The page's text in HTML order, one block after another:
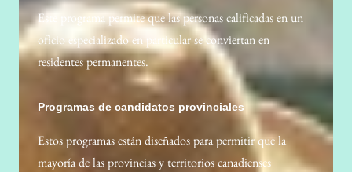
Este programa permite que las personas calificadas en un
oficio especializado en particular se conviertan en
residentes permanentes.
Programas de candidatos provinciales
Estos programas están diseñados para permitir que la
mayoría de las provincias y territorios canadienses